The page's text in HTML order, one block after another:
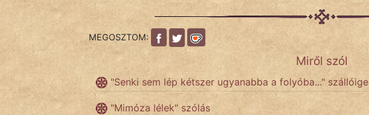
FILM
MEGOSZTOM:
Miről szól
"Senki sem lép kétszer ugyanabba a folyóba..." szállóige
"Mimóza lélek" szólás